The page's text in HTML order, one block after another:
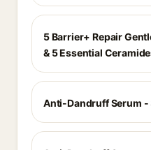
5 Barrier+ Repair
& 5 Essential
Anti-Dandruff Serum -